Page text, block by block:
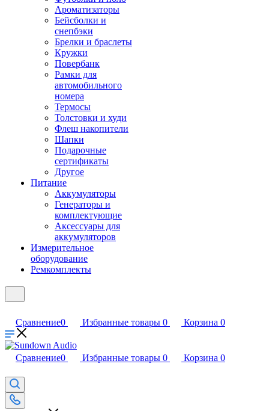
Ароматизаторы
Бейсболки и
снепбэки
Брелки и браслеты
Кружки
Повербанк
Рамки для
автомобильного
номера
Термосы
Толстовки и худи
Флеш накопители
Шапки
Подарочные
сертификаты
Другое
Питание
Аккумуляторы
Генераторы и
комплектующие
Аксессуары для
аккумуляторов
Измерительное
оборудование
Ремкомплекты
Сравнение0 Избранные товары 0 Корзина 0
Сравнение0 Избранные товары 0 Корзина 0